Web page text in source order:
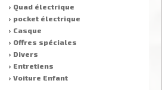
› Quad électrique
› pocket électrique
› Casque
› Offres spéciales
› Divers
› Entretiens
› Voiture Enfant